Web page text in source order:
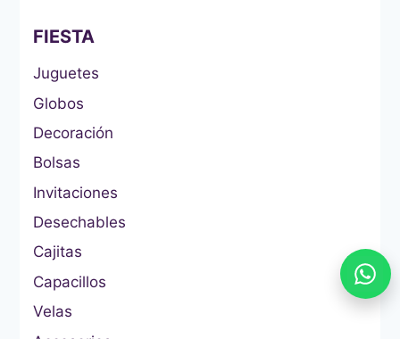
FIESTA
Juguetes
Globos
Decoración
Bolsas
Invitaciones
Desechables
Cajitas
Capacillos
Velas